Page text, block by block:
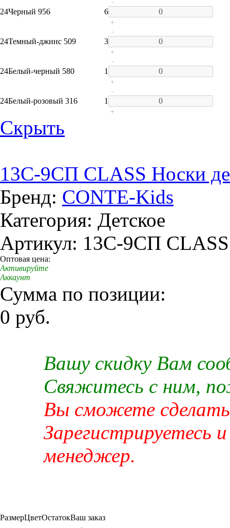
24Черный 956 6
-
+
24Темный-джинс 509 3
-
+
24Белый-черный 580 1
-
+
24Белый-розовый 316 1
-
+
Скрыть
13C-9СП CLASS Носки
Бренд: CONTE-Kids
Категория: Детское
Артикул: 13C-9СП CLASS
Оптовая цена:
Активируйте
Аккаунт
Сумма по позиции:
0 руб.
Вашу скидку Вам
Свяжитесь с ним,
Вы сможете сделать
Зарегистрируетесь
менеджер.
РазмерЦветОстатокВаш заказ